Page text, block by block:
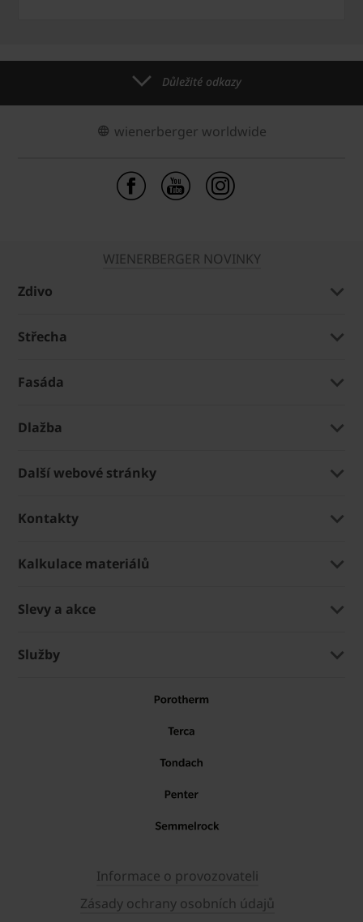
Důležité odkazy
wienerberger worldwide
WIENERBERGER NOVINKY
Zdivo
Střecha
Fasáda
Dlažba
Další webové stránky
Kontakty
Kalkulace materiálů
Slevy a akce
Služby
Informace o provozovateli
Zásady ochrany osobních údajů